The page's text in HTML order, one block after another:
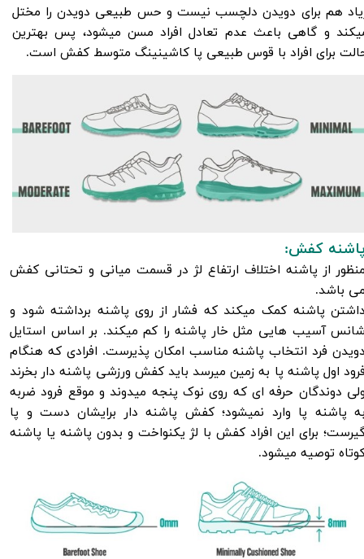
هم برای دویدن دلچسب نیست و حس طبیعی دویدن را مختل
و گاهی باعث عدم تعادل افراد مسن میشود، پس بهترین
برای افراد با قوس طبیعی پا کاشینینگ متوسط کفش است.​​​​​​​
کفش:
از پاشنه اختلاف ارتفاع لژ در قسمت میانی و تحتانی کفش
باشد.
پاشنه کمک میکند که فشار از روی پاشنه برداشته شود و
آسیب هایی مثل خار پاشنه را کم میکند‌. بر اساس استایل
فرد انتخاب پاشنه مناسب امکان پذیرست. افرادی که هنگام
اول پاشنه پا به زمین میرسد باید کفش ورزشی پاشنه دار بخرند
دوندگان حرفه ای که روی نوک پنجه میدوند و موقع فرود ضربه
پاشنه پا وارد نمیشود؛ کفش پاشنه دار برایشان دست و پا
برای این افراد کفش با لژ یکنواخت و بدون پاشنه یا پاشنه
توصیه میشود.